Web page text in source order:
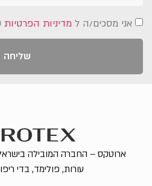
אני מסכים/ה ל מדיניות הפרטיות
שליחה
ארוטקס – החברה המובילה בישראל
עורות, פולימד, בדי